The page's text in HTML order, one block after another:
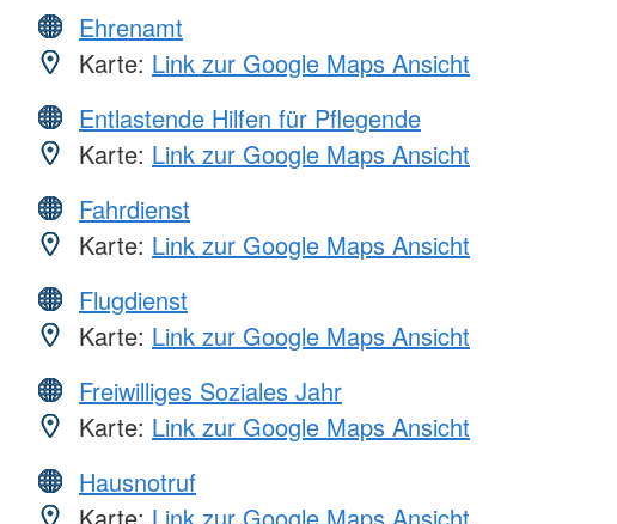
Ehrenamt
Karte: Link zur Google Maps Ansicht
Entlastende Hilfen für Pflegende
Karte: Link zur Google Maps Ansicht
Fahrdienst
Karte: Link zur Google Maps Ansicht
Flugdienst
Karte: Link zur Google Maps Ansicht
Freiwilliges Soziales Jahr
Karte: Link zur Google Maps Ansicht
Hausnotruf